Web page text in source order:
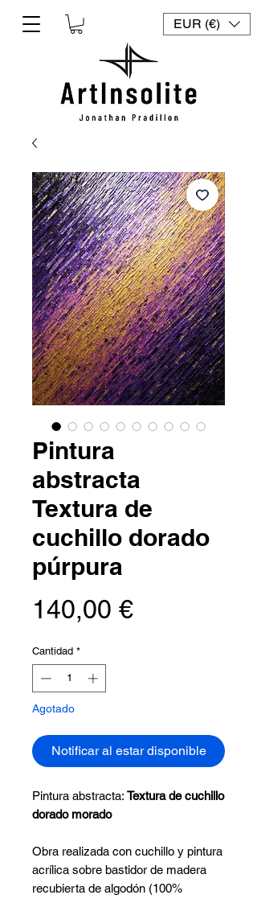
EUR (€)
Pintura
abstracta
Textura de
cuchillo dorado
púrpura
140,00 €Precio
Cantidad *
Agotado
Notificar al estar disponible
Pintura abstracta: Textura de cuchillo
dorado morado
Obra realizada con cuchillo y pintura
acrílica sobre bastidor de madera
recubierta de algodón (100%